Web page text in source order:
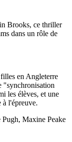
Brooks, ce thriller
dans un rôle de
en Angleterre
"synchronisation
les élèves, et une
à l'épreuve.
Maxine Peake